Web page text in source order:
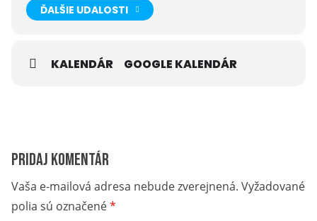
ĎALŠIE UDALOSTI
KALENDÁR GOOGLE KALENDÁR
Pridaj komentár
Vaša e-mailová adresa nebude zverejnená. Vyžadované
polia sú označené*